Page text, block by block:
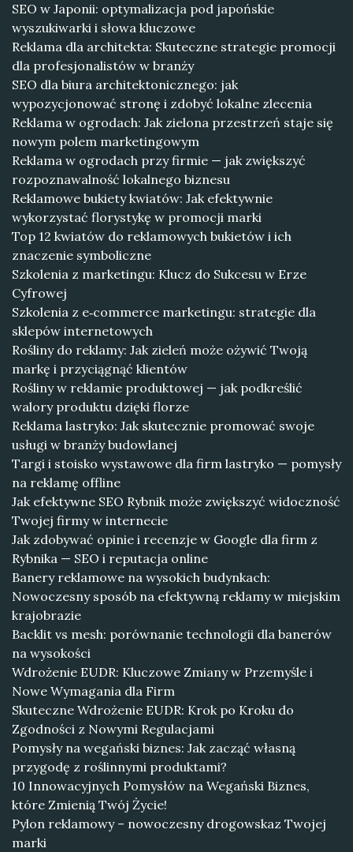
SEO w Japonii: optymalizacja pod japońskie
wyszukiwarki i słowa kluczowe
Reklama dla architekta: Skuteczne strategie promocji
dla profesjonalistów w branży
SEO dla biura architektonicznego: jak
wypozycjonować stronę i zdobyć lokalne zlecenia
Reklama w ogrodach: Jak zielona przestrzeń staje się
nowym polem marketingowym
Reklama w ogrodach przy firmie — jak zwiększyć
rozpoznawalność lokalnego biznesu
Reklamowe bukiety kwiatów: Jak efektywnie
wykorzystać florystykę w promocji marki
Top 12 kwiatów do reklamowych bukietów i ich
znaczenie symboliczne
Szkolenia z marketingu: Klucz do Sukcesu w Erze
Cyfrowej
Szkolenia z e‑commerce marketingu: strategie dla
sklepów internetowych
Rośliny do reklamy: Jak zieleń może ożywić Twoją
markę i przyciągnąć klientów
Rośliny w reklamie produktowej — jak podkreślić
walory produktu dzięki florze
Reklama lastryko: Jak skutecznie promować swoje
usługi w branży budowlanej
Targi i stoisko wystawowe dla firm lastryko — pomysły
na reklamę offline
Jak efektywne SEO Rybnik może zwiększyć widoczność
Twojej firmy w internecie
Jak zdobywać opinie i recenzje w Google dla firm z
Rybnika — SEO i reputacja online
Banery reklamowe na wysokich budynkach:
Nowoczesny sposób na efektywną reklamy w miejskim
krajobrazie
Backlit vs mesh: porównanie technologii dla banerów
na wysokości
Wdrożenie EUDR: Kluczowe Zmiany w Przemyśle i
Nowe Wymagania dla Firm
Skuteczne Wdrożenie EUDR: Krok po Kroku do
Zgodności z Nowymi Regulacjami
Pomysły na wegański biznes: Jak zacząć własną
przygodę z roślinnymi produktami?
10 Innowacyjnych Pomysłów na Wegański Biznes,
które Zmienią Twój Życie!
Pylon reklamowy – nowoczesny drogowskaz Twojej
marki